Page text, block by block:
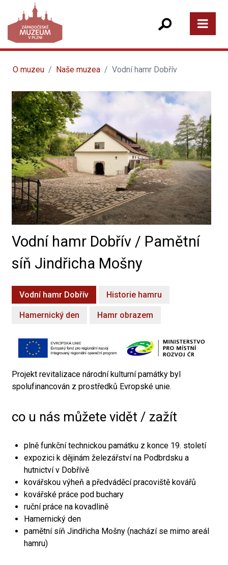
O muzeu Naše muzea Vodní hamr Dobřív
Vodní hamr Dobřív / Pamětní
síň Jindřicha Mošny
Vodní hamr Dobřív Historie hamru
Hamernický den Hamr obrazem
Projekt revitalizace národní kulturní památky byl
spolufinancován z prostředků Evropské unie.
co u nás můžete vidět / zažít
plně funkční technickou památku z konce 19. století
expozici k dějinám železářství na Podbrdsku a
hutnictví v Dobřívě
kovářskou výheň a předváděcí pracoviště kovářů
kovářské práce pod buchary
ruční práce na kovadlině
Hamernický den
pamětní síň Jindřicha Mošny (nachází se mimo areál
hamru)